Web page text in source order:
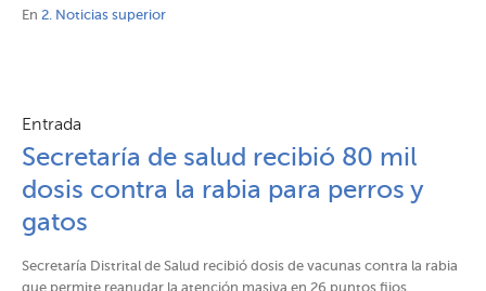
En 2. Noticias superior
Entrada
Secretaría de salud recibió 80 mil
dosis contra la rabia para perros y
gatos
Secretaría Distrital de Salud recibió dosis de vacunas contra la rabia